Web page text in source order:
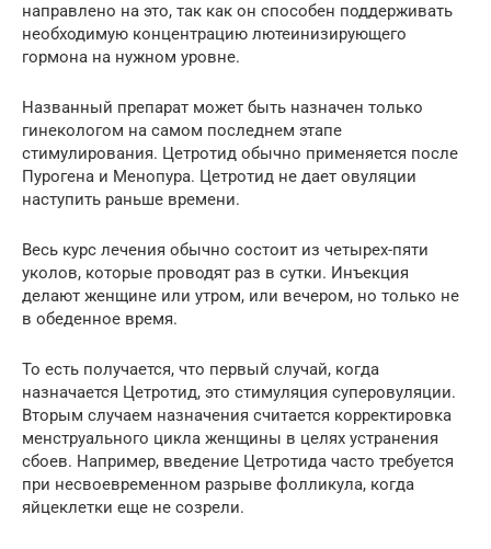
направлено на это, так как он способен поддерживать
необходимую концентрацию лютеинизирующего
гормона на нужном уровне.
Названный препарат может быть назначен только
гинекологом на самом последнем этапе
стимулирования. Цетротид обычно применяется после
Пурогена и Менопура. Цетротид не дает овуляции
наступить раньше времени.
Весь курс лечения обычно состоит из четырех-пяти
уколов, которые проводят раз в сутки. Инъекция
делают женщине или утром, или вечером, но только не
в обеденное время.
То есть получается, что первый случай, когда
назначается Цетротид, это стимуляция суперовуляции.
Вторым случаем назначения считается корректировка
менструального цикла женщины в целях устранения
сбоев. Например, введение Цетротида часто требуется
при несвоевременном разрыве фолликула, когда
яйцеклетки еще не созрели.